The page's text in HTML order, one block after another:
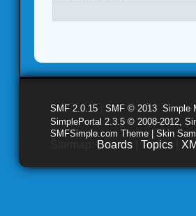
SMF 2.0.15 SMF © 2013 Simple
SimplePortal 2.3.5 © 2008-2012,
SMFSimple.com Theme | Skin
Boards Topics